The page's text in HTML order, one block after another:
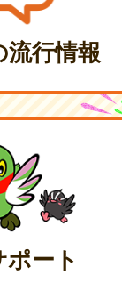
流行情報
ート